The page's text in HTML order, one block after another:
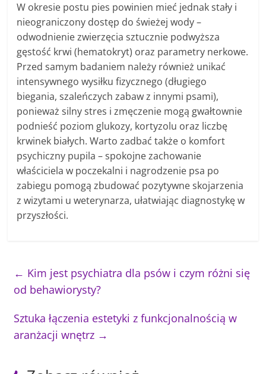
W okresie postu pies powinien mieć jednak stały i
nieograniczony dostęp do świeżej wody –
odwodnienie zwierzęcia sztucznie podwyższa
gęstość krwi (hematokryt) oraz parametry nerkowe.
Przed samym badaniem należy również unikać
intensywnego wysiłku fizycznego (długiego
biegania, szaleńczych zabaw z innymi psami),
ponieważ silny stres i zmęczenie mogą gwałtownie
podnieść poziom glukozy, kortyzolu oraz liczbę
krwinek białych. Warto zadbać także o komfort
psychiczny pupila – spokojne zachowanie
właściciela w poczekalni i nagrodzenie psa po
zabiegu pomogą zbudować pozytywne skojarzenia
z wizytami u weterynarza, ułatwiając diagnostykę w
przyszłości.
← Kim jest psychiatra dla psów i czym różni się
od behawiorysty?
Sztuka łączenia estetyki z funkcjonalnością w
aranżacji wnętrz →